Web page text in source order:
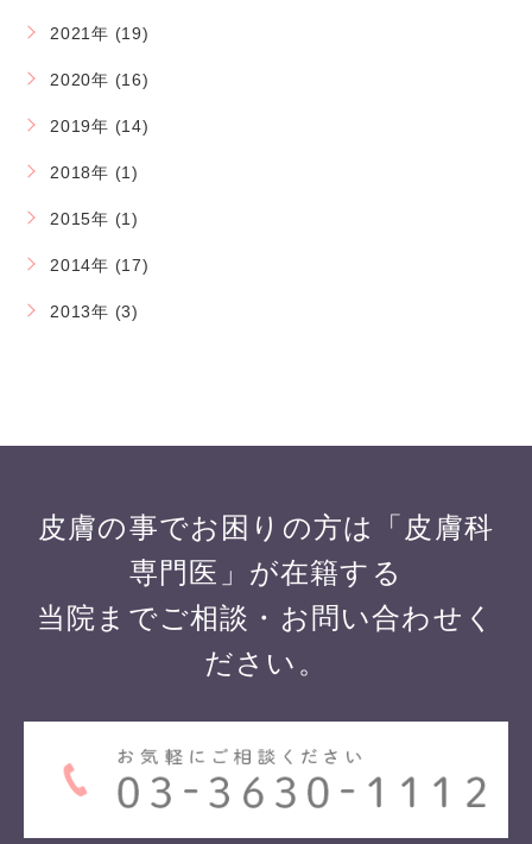
2021年 (19)
2020年 (16)
2019年 (14)
2018年 (1)
2015年 (1)
2014年 (17)
2013年 (3)
皮膚の事でお困りの方は「皮膚科
専門医」が在籍する
当院までご相談・お問い合わせく
ださい。